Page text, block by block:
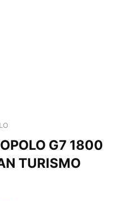
G7 1800
TURISMO